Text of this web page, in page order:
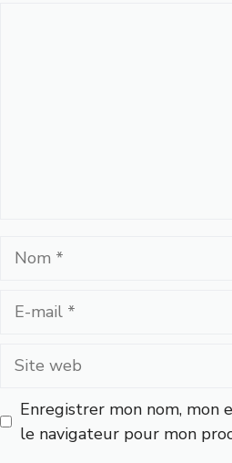
Nom
Site
Enregistrer mon nom, mon
le navigateur pour mon